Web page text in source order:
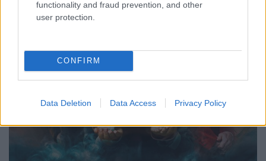
functionality and fraud prevention, and other
user protection.
CONFIRM
Data Deletion Data Access Privacy Policy
kávéháza megújulva tér vissza Újlipótváros
mindennapjaiba.A nagyközönség ...